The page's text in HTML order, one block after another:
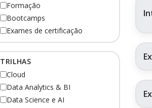
Formação
Bootcamps
Exames de certificação
TRILHAS
Cloud
Data Analytics & BI
Data Science e AI